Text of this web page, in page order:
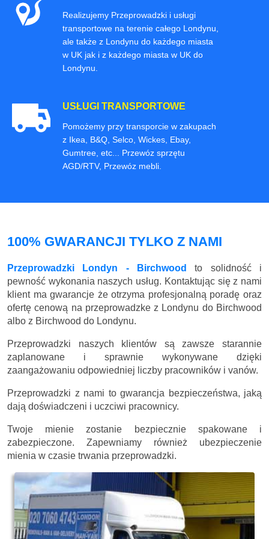
Realizujemy Przeprowadzki i usługi
transportowe na terenie całego Londynu,
ale także z Londynu do każdego miasta
w UK jak i z każdego miasta w UK do
Londynu.
USŁUGI TRANSPORTOWE
Pomożemy przy transporcie w zakupach
z Ikea, B&Q, Selco, Wickes, Ebay,
Gumtree, etc... Przewóz sprzętu
AGD/RTV, Przewóz mebli.
100% GWARANCJI TYLKO Z NAMI
Przeprowadzki Londyn - Birchwood
to solidność i
pewność wykonania naszych usług. Kontaktując się z nami
klient ma gwarancje że otrzyma profesjonalną poradę oraz
ofertę cenową na przeprowadzke z Londynu do Birchwood
albo z Birchwood do Londynu.
Przeprowadzki naszych klientów są zawsze starannie
zaplanowane i sprawnie wykonywane dzięki
zaangażowaniu odpowiedniej liczby pracowników i vanów.
Przeprowadzki z nami to gwarancja bezpieczeństwa, jaką
dają doświadczeni i uczciwi pracownicy.
Twoje mienie zostanie bezpiecznie spakowane i
zabezpieczone. Zapewniamy również ubezpieczenie
mienia w czasie trwania przeprowadzki.